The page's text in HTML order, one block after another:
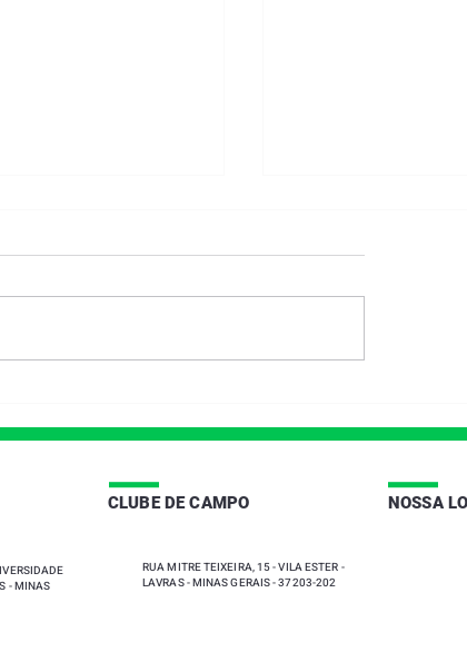
DO
2021
- MINAS
|
CLUBE DE CAMPO
RUA MITRE TEIXEIRA, 15 - VILA ESTER -
LAVRAS - MINAS GERAIS - 37203-202
|
NOSSA